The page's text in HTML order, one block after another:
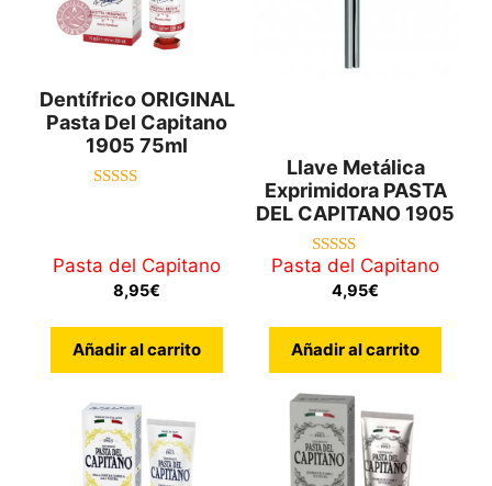
Dentífrico ORIGINAL
Pasta Del Capitano
1905 75ml
Pasta del Capitano
8,95€
Añadir al carrito
Llave Metálica
Exprimidora PASTA
DEL CAPITANO 1905
4.75
de 5
Pasta del Capitano
4,95€
Añadir al carrito